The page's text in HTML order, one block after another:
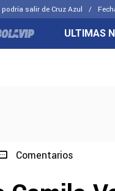
podría salir de Cruz Azul
ULTIMAS
Comentarios